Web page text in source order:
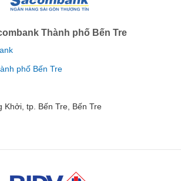
Thành phố Bến Tre
phố Bến Tre
Khởi, tp. Bến Tre, Bến Tre